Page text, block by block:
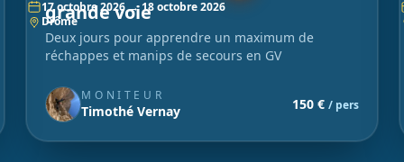
17 octobre 2026 → 18 octobre 2026
Drôme
grande voie
Deux jours pour apprendre un maximum de
réchappes et manips de secours en GV
MONITEUR
Timothé Vernay 150 € / pers